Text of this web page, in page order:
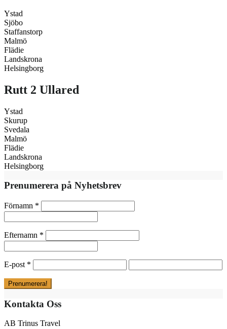
Ystad
Sjöbo
Staffanstorp
Malmö
Flädie
Landskrona
Helsingborg
Rutt 2 Ullared
Ystad
Skurup
Svedala
Malmö
Flädie
Landskrona
Helsingborg
Prenumerera på Nyhetsbrev
Förnamn *
Efternamn *
E-post *
Kontakta Oss
AB Trinus Travel